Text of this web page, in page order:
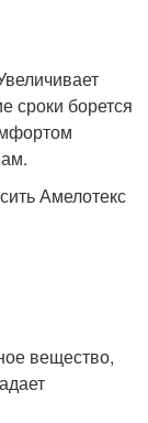
сроки борется
Амелотекс
вещество,